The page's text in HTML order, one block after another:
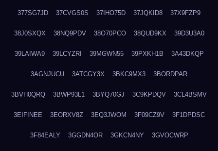
377SG7JD 37CVGS0S 37IHO75D 37JQKID8 37X9FZP9
38J0SXQX 38NQ9PDV 38O70PCO 38QUD9KX 39D3U3A0
39LAIWA9 39LCYZRI 39MGWN55 39PXKH1B 3A43DKQP
3AGNJUCU 3ATCGY3X 3BKC9MX3 3BORDPAR
3BVH0QRQ 3BWP93L1 3BYQ70GJ 3C9KPDQV 3CL4BSMV
3EIFINEE 3EORXV8Z 3EQ3JWOM 3F09CZ9V 3F1DPDSC
3F84EALY 3GGDN4OR 3GKCN4NY 3GVOCWRP